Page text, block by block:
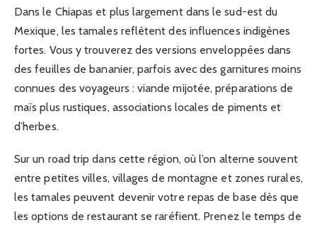
Dans le Chiapas et plus largement dans le sud-est du
Mexique, les tamales reflètent des influences indigènes
fortes. Vous y trouverez des versions enveloppées dans
des feuilles de bananier, parfois avec des garnitures moins
connues des voyageurs : viande mijotée, préparations de
maïs plus rustiques, associations locales de piments et
d’herbes.
Sur un road trip dans cette région, où l’on alterne souvent
entre petites villes, villages de montagne et zones rurales,
les tamales peuvent devenir votre repas de base dès que
les options de restaurant se raréfient. Prenez le temps de